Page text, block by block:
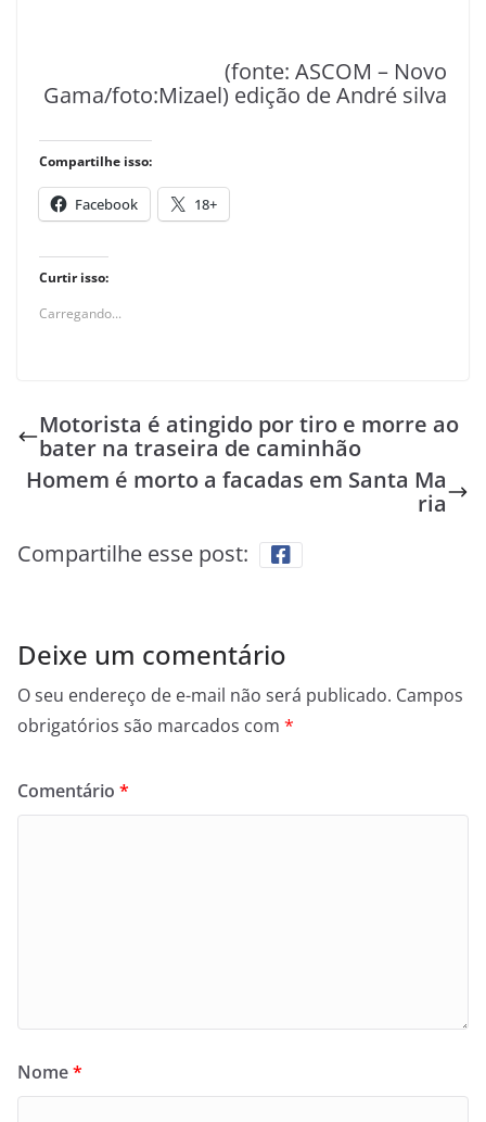
(fonte: ASCOM – Novo
Gama/foto:Mizael) edição de André silva
Compartilhe isso:
Facebook 18+
Curtir isso:
Carregando...
Motorista é atingido por tiro e morre ao
bater na traseira de caminhão
Homem é morto a facadas em Santa Ma
ria
Compartilhe esse post:
Deixe um comentário
O seu endereço de e-mail não será publicado. Campos
obrigatórios são marcados com *
Comentário *
Nome*